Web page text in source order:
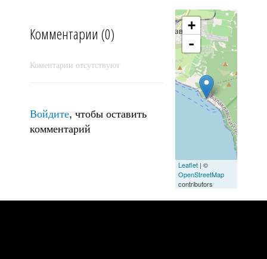
Алушта, Приветное, Зеленогорье
Комментарии (0)
Коментарии отсутствуют
Войдите, чтобы оставить
комментарий
+
-
Leaflet| ©
OpenStreetMap
contributors